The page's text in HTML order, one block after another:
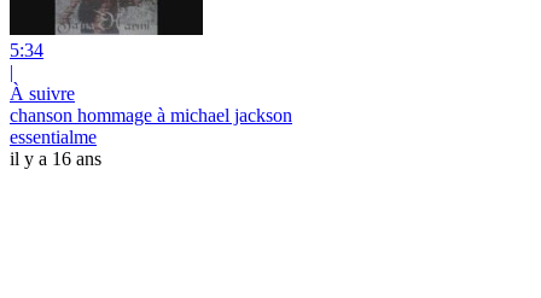
5:34
|
À suivre
chanson hommage à michael jackson
essentialme
il y a 16 ans